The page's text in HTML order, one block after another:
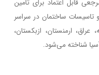
قابل اعتماد برای تامین
تاسیسات ساختمان در سراسر
ارمنستان، ازبکستان،
شناخته می‌شود.